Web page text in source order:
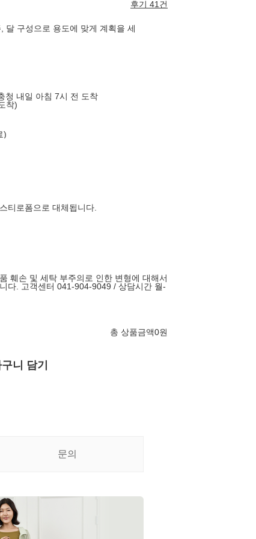
후기 41건
달 구성으로 용도에 맞게 계획을 세
청 내일 아침 7시 전 도착
착)
)
티로폼으로 대체됩니다.
훼손 및 세탁 부주의로 인한 변형에 대해서
다. 고객센터 041-904-9049 / 상담시간 월-
총 상품금액0원
니 담기
문의